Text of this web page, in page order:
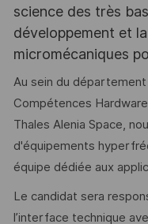
science des très
développement et
micromécaniques
Au sein du
Compétences
Thales Alenia Space,
d'équipements
équipe dédiée aux
Le candidat sera
l’interface technique